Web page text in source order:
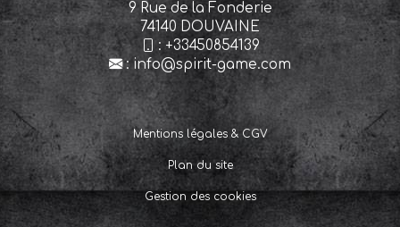
9 Rue de la Fonderie
74140 DOUVAINE
: +33450854139
:info@spirit-game.com
Mentions légales & CGV
Plan du site
Gestion des cookies